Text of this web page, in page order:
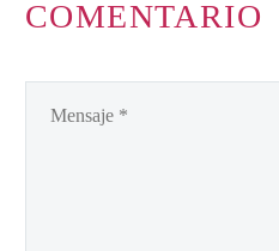
COMENTARIO